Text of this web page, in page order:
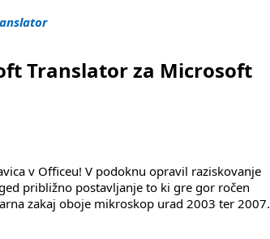
Translator za Microsoft
v Officeu! V podoknu opravil raziskovanje
približno postavljanje to ki gre gor ročen
zakaj oboje mikroskop urad 2003 ter 2007.